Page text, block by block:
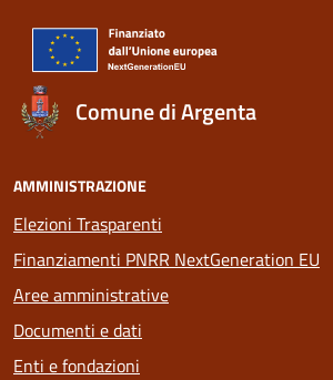
Comune di Argenta
AMMINISTRAZIONE
Elezioni Trasparenti
Finanziamenti PNRR NextGeneration EU
Aree amministrative
Documenti e dati
Enti e fondazioni